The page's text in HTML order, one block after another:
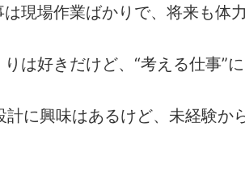
は現場作業ばかりで、将来も体
りは好きだけど、“考える仕事”
計に興味はあるけど、未経験か